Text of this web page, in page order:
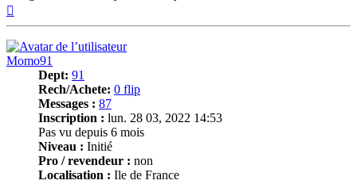
Momo91
Dept: 91
Rech/Achete: 0 flip
Messages : 87
Inscription : lun. 28 03, 2022 14:53
Pas vu depuis 6 mois
Niveau : Initié
Pro / revendeur : non
Localisation : Ile de France